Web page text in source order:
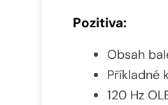
Pozitiva:
Obsah
Příkladné
120 Hz